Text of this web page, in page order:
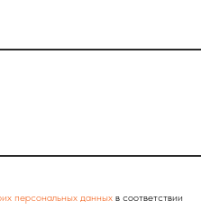
персональных данных в соответствии